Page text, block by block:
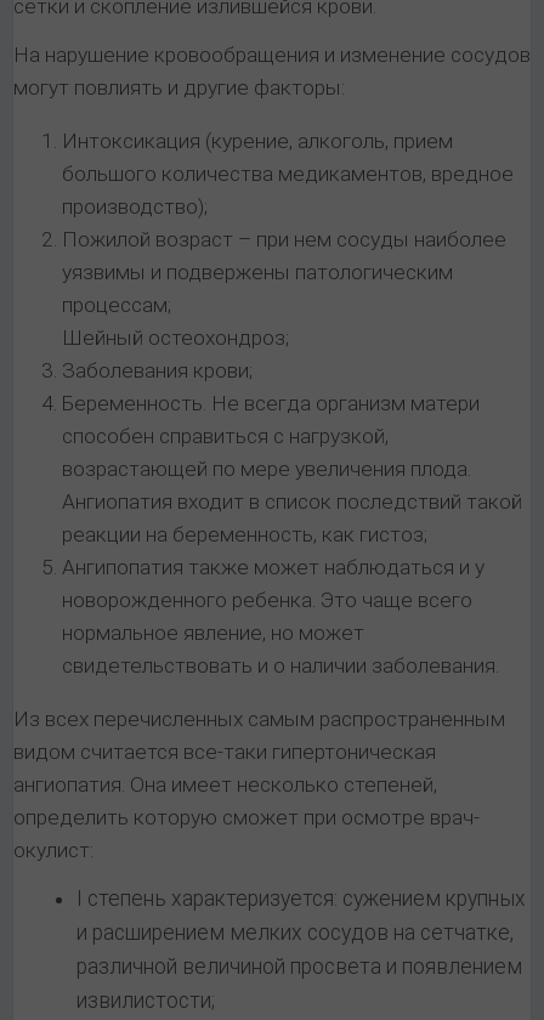
сетки и скопление излившейся крови.
На нарушение кровообращения и изменение сосудов
могут повлиять и другие факторы:
Интоксикация (курение, алкоголь, прием
большого количества медикаментов, вредное
производство);
Пожилой возраст – при нем сосуды наиболее
уязвимы и подвержены патологическим
процессам;
Шейный остеохондроз;
Заболевания крови;
Беременность. Не всегда организм матери
способен справиться с нагрузкой,
возрастающей по мере увеличения плода.
Ангиопатия входит в список последствий такой
реакции на беременность, как гистоз;
Ангипопатия также может наблюдаться и у
новорожденного ребенка. Это чаще всего
нормальное явление, но может
свидетельствовать и о наличии заболевания.
Из всех перечисленных самым распространенным
видом считается все-таки гипертоническая
ангиопатия. Она имеет несколько степеней,
определить которую сможет при осмотре врач-
окулист:
I степень характеризуется: сужением крупных
и расширением мелких сосудов на сетчатке,
различной величиной просвета и появлением
извилистости;